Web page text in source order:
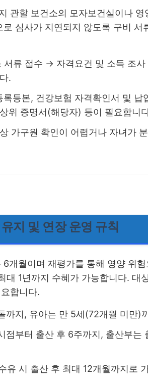
관할 보건소의 모자보건실이나
로 심사가 지연되지 않도록 구비
서류 접수 → 자격요건 및 소득 조
.
록등본, 건강보험 자격확인서 및 납
위 증명서(해당자) 등이 필요합니
가구원 확인이 어렵거나 자녀가
지 및 연장 운영 규칙
개월이며 재평가를 통해 영양 위
대 1년까지 수혜가 가능합니다. 대
합니다.
까지, 유아는 만 5세(72개월 미만)
점부터 출산 후 6주까지, 출산부는
유 시 출산 후 최대 12개월까지로